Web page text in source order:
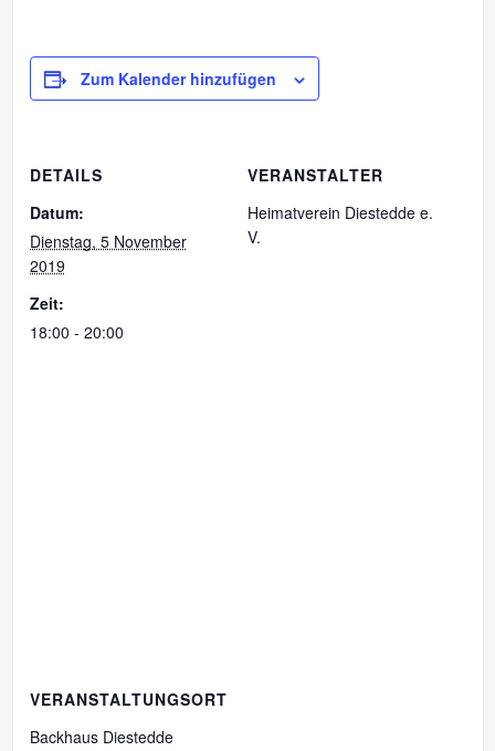
Zum Kalender hinzufügen
DETAILS
Datum:
Dienstag, 5 November
2019
Zeit:
18:00 - 20:00
VERANSTALTER
Heimatverein Diestedde e.
V.
VERANSTALTUNGSORT
Backhaus Diestedde